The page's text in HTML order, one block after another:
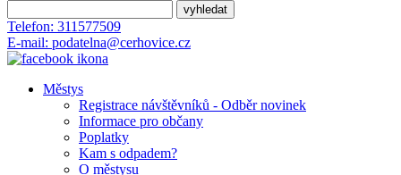
Telefon: 311577509
E-mail: podatelna@cerhovice.cz
Městys
Registrace návštěvníků - Odběr novinek
Informace pro občany
Poplatky
Kam s odpadem?
O městysu